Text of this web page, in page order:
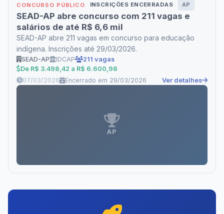
CONCURSO PÚBLICO INSCRIÇÕES ENCERRADAS AP
SEAD-AP abre concurso com 211 vagas e
salários de até R$ 6,6 mil
SEAD-AP abre 211 vagas em concurso para educação
indígena. Inscrições até 29/03/2026.
SEAD-AP IDCAP
211 vagas
De R$ 3.498,42 a R$ 6.600,98
07/03/2026
Encerrado em 29/03/2026 Ver detalhes
AP